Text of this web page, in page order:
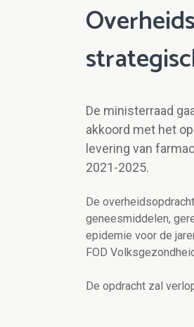
De ministerraad
akkoord met het
levering van
2021-2025.
De
geneesmiddelen,
epidemie voor de
FOD
De opdracht zal